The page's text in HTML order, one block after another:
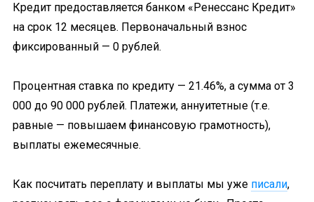
Кредит предоставляется банком «Ренессанс Кредит»
на срок 12 месяцев. Первоначальный взнос
фиксированный — 0 рублей.
Процентная ставка по кредиту — 21.46%, а сумма от 3
000 до 90 000 рублей. Платежи, аннуитетные (т.е.
равные — повышаем финансовую грамотность),
выплаты ежемесячные.
Как посчитать переплату и выплаты мы уже писали,